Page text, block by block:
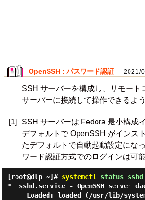
OpenSSH : パスワード認証 2021/
SSH サーバーを構成し、リモート
サーバーに接続して操作できるよう
[1]
SSH サーバーは Fedora 最小構成
デフォルトで OpenSSH がインス
たデフォルトで自動起動設定にな
ワード認証方式でのログインは可
[root@dlp ~]# systemctl status sshd
*  sshd.service - OpenSSH server